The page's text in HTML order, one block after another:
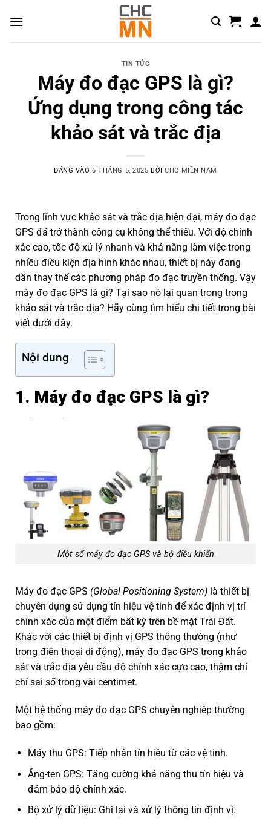
TIN TỨC
Máy đo đạc GPS là gì?
Ứng dụng trong công tác
khảo sát và trắc địa
ĐĂNG VÀO6 THÁNG 5, 2025 BỞICHC MIỀN NAM
Trong lĩnh vực khảo sát và trắc địa hiện đại, máy đo đạc
GPS đã trở thành công cụ không thể thiếu. Với độ chính
xác cao, tốc độ xử lý nhanh và khả năng làm việc trong
nhiều điều kiện địa hình khác nhau, thiết bị này đang
dần thay thế các phương pháp đo đạc truyền thống. Vậy
máy đo đạc GPS là gì? Tại sao nó lại quan trọng trong
khảo sát và trắc địa? Hãy cùng tìm hiểu chi tiết trong bài
viết dưới đây.
Nội dung
1. Máy đo đạc GPS là gì?
Một số máy đo đạc GPS và bộ điều khiển
Máy đo đạc GPS (Global Positioning System) là thiết bị
chuyên dụng sử dụng tín hiệu vệ tinh để xác định vị trí
chính xác của một điểm bất kỳ trên bề mặt Trái Đất.
Khác với các thiết bị định vị GPS thông thường (như
trong điện thoại di động), máy đo đạc GPS trong khảo
sát và trắc địa yêu cầu độ chính xác cực cao, thậm chí
chỉ sai số trong vài centimet.
Một hệ thống máy đo đạc GPS chuyên nghiệp thường
bao gồm:
Máy thu GPS: Tiếp nhận tín hiệu từ các vệ tinh.
Ăng-ten GPS: Tăng cường khả năng thu tín hiệu và
đảm bảo độ chính xác.
Bộ xử lý dữ liệu: Ghi lại và xử lý thông tin định vị.